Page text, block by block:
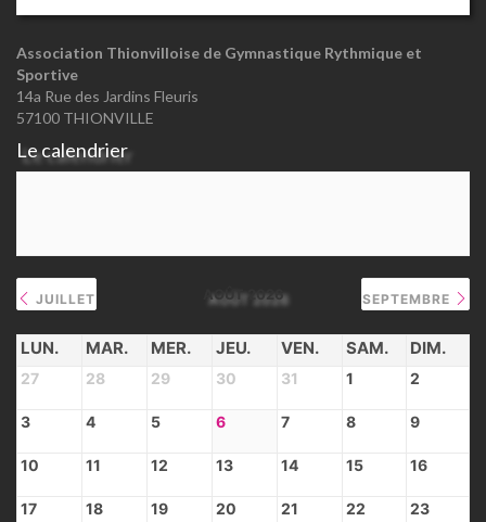
Association Thionvilloise de Gymnastique Rythmique et
Sportive
14a Rue des Jardins Fleuris
57100 THIONVILLE
Le calendrier
JUILLET AOÛT 2026 SEPTEMBRE
LUN. MAR. MER. JEU. VEN. SAM. DIM.
27 28 29 30 31 1 2
3 4 5 6 7 8 9
10 11 12 13 14 15 16
17 18 19 20 21 22 23